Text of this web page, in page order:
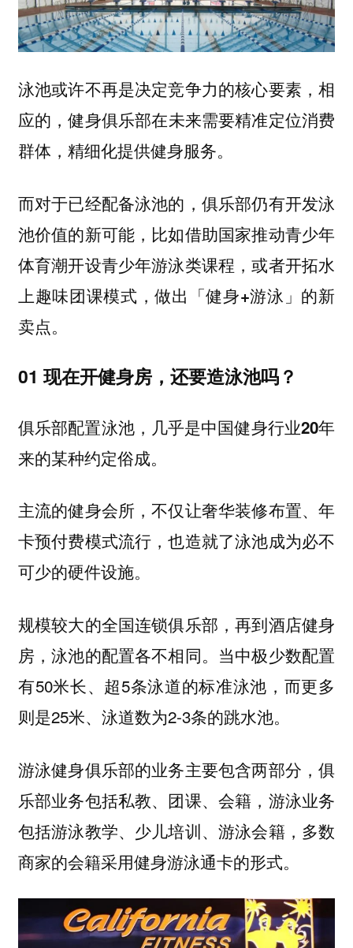
泳池或许不再是决定竞争力的核心要素，相
应的，健身俱乐部在未来需要精准定位消费
群体，精细化提供健身服务。
而对于已经配备泳池的，俱乐部仍有开发泳
池价值的新可能，比如借助国家推动青少年
体育潮开设青少年游泳类课程，或者开拓水
上趣味团课模式，做出「健身+游泳」的新
卖点。
01 现在开健身房，还要造泳池吗？
俱乐部配置泳池，几乎是中国健身行业20年
来的某种约定俗成。
主流的健身会所，不仅让奢华装修布置、年
卡预付费模式流行，也造就了泳池成为必不
可少的硬件设施。
规模较大的全国连锁俱乐部，再到酒店健身
房，泳池的配置各不相同。当中极少数配置
有50米长、超5条泳道的标准泳池，而更多
则是25米、泳道数为2-3条的跳水池。
游泳健身俱乐部的业务主要包含两部分，俱
乐部业务包括私教、团课、会籍，游泳业务
包括游泳教学、少儿培训、游泳会籍，多数
商家的会籍采用健身游泳通卡的形式。